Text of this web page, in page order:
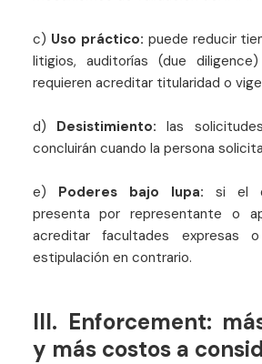
c) Uso práctico: puede reducir
litigios, auditorías (due
requieren acreditar titularidad o
d) Desistimiento: las
concluirán cuando la persona
e) Poderes bajo lupa: si el
presenta por representante o
acreditar facultades expresas
estipulación en contrario.
III. Enforcement:
y más costos a